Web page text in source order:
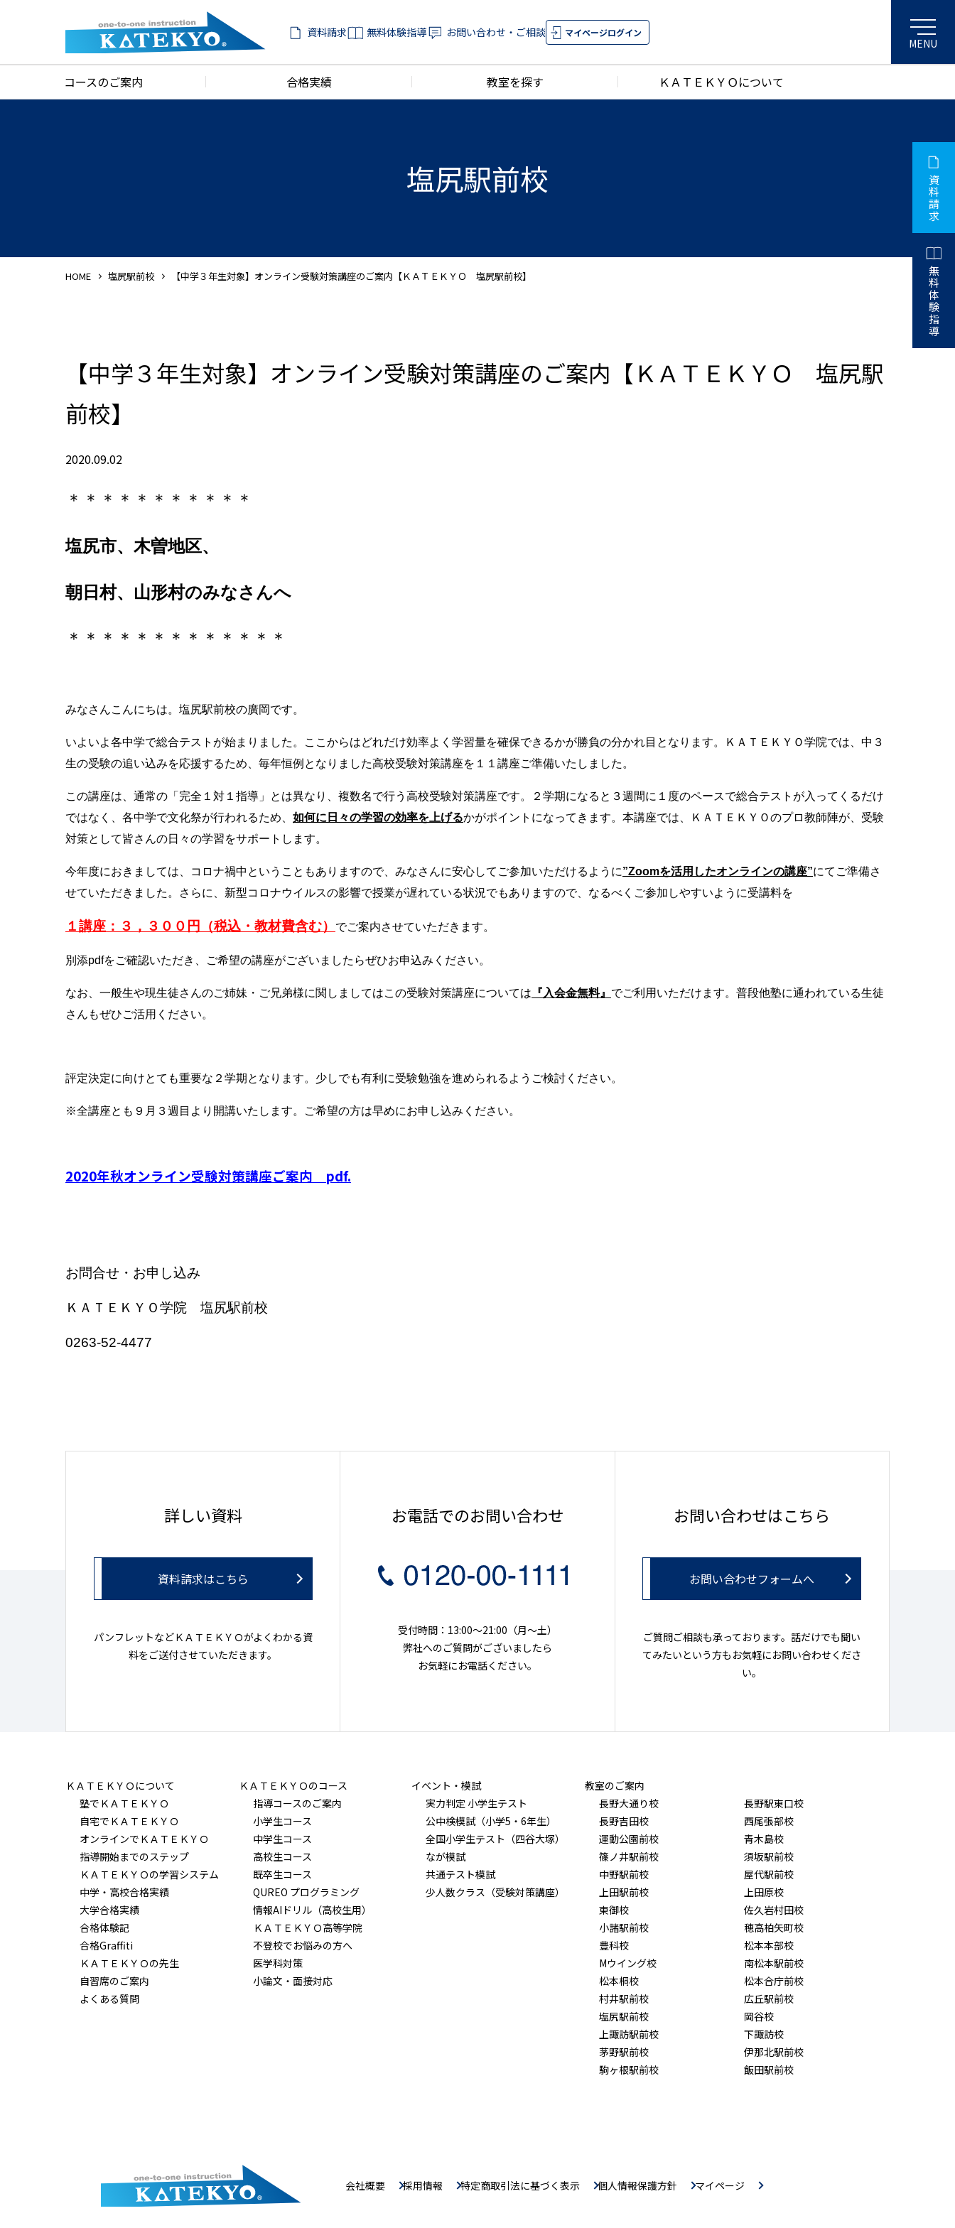
資料請求 無料体験指導 お問い合わせ・ご相談 マイページログイン
コースのご案内 合格実績 教室を探す ＫＡＴＥＫＹＯについて
塩尻駅前校
HOME 塩尻駅前校 【中学３年生対象】オンライン受験対策講座のご案内【ＫＡＴＥＫＹＯ 塩尻駅前校】
【中学３年生対象】オンライン受験対策講座のご案内【ＫＡＴＥＫＹＯ 塩尻駅
前校】
2020.09.02
＊＊＊＊＊＊＊＊＊＊＊
塩尻市、木曽地区、
朝日村、山形村のみなさんへ
＊＊＊＊＊＊＊＊＊＊＊＊＊
みなさんこんにちは。塩尻駅前校の廣岡です。
いよいよ各中学で総合テストが始まりました。ここからはどれだけ効率よく学習量を確保できるかが勝負の分かれ目となります。ＫＡＴＥＫＹＯ学院では、中３
生の受験の追い込みを応援するため、毎年恒例となりました高校受験対策講座を１１講座ご準備いたしました。
この講座は、通常の「完全１対１指導」とは異なり、複数名で行う高校受験対策講座です。２学期になると３週間に１度のペースで総合テストが入ってくるだけ
ではなく、各中学で文化祭が行われるため、 如何に日々の学習の効率を上げるかがポイントになってきます。本講座では、ＫＡＴＥＫＹＯのプロ教師陣が、受験
対策として皆さんの日々の学習をサポートします。
今年度におきましては、コロナ禍中ということもありますので、みなさんに安心してご参加いただけるように”Zoomを活用したオンラインの講座”にてご準備さ
せていただきました。さらに、新型コロナウイルスの影響で授業が遅れている状況でもありますので、なるべくご参加しやすいように受講料を
１講座：３，３００円（税込・教材費含む） でご案内させていただきます。
別添pdfをご確認いただき、ご希望の講座がございましたらぜひお申込みください。
なお、一般生や現生徒さんのご姉妹・ご兄弟様に関しましてはこの受験対策講座については 『入会金無料』 でご利用いただけます。普段他塾に通われている生徒
さんもぜひご活用ください。
評定決定に向けとても重要な２学期となります。少しでも有利に受験勉強を進められるようご検討ください。
※全講座とも９月３週目より開講いたします。ご希望の方は早めにお申し込みください。
2020年秋オンライン受験対策講座ご案内 pdf.
お問合せ・お申し込み
ＫＡＴＥＫＹＯ学院 塩尻駅前校
0263-52-4477
詳しい資料
資料請求はこちら
パンフレットなどＫＡＴＥＫＹＯがよくわかる資
料をご送付させていただきます。
お電話でのお問い合わせ
受付時間：13:00～21:00（月〜土）
弊社へのご質問がございましたら
お気軽にお電話ください。
お問い合わせはこちら
お問い合わせフォームへ
ご質問ご相談も承っております。話だけでも聞い
てみたいという方もお気軽にお問い合わせくださ
い。
ＫＡＴＥＫＹＯについて
塾でＫＡＴＥＫＹＯ
自宅でＫＡＴＥＫＹＯ
オンラインでＫＡＴＥＫＹＯ
指導開始までのステップ
ＫＡＴＥＫＹＯの学習システム
中学・高校合格実績
大学合格実績
合格体験記
合格Graffiti
ＫＡＴＥＫＹＯの先生
自習席のご案内
よくある質問
ＫＡＴＥＫＹＯのコース
指導コースのご案内
小学生コース
中学生コース
高校生コース
既卒生コース
QUREO プログラミング
情報AIドリル（高校生用）
ＫＡＴＥＫＹＯ高等学院
不登校でお悩みの方へ
医学科対策
小論文・面接対応
イベント・模試
実力判定 小学生テスト
公中検模試（小学5・6年生）
全国小学生テスト（四谷大塚）
なが模試
共通テスト模試
少人数クラス（受験対策講座）
教室のご案内
長野大通り校
長野駅東口校
長野吉田校
西尾張部校
運動公園前校
青木島校
篠ノ井駅前校
須坂駅前校
中野駅前校
屋代駅前校
上田駅前校
上田原校
東御校
佐久岩村田校
小諸駅前校
穂高柏矢町校
豊科校
松本本部校
Mウイング校
南松本駅前校
松本桐校
松本合庁前校
村井駅前校
広丘駅前校
塩尻駅前校
岡谷校
上諏訪駅前校
下諏訪校
茅野駅前校
伊那北駅前校
駒ヶ根駅前校
飯田駅前校
会社概要 採用情報 特定商取引法に基づく表示 個人情報保護方針 マイページ
資
料
請
求
無
料
体
験
指
導